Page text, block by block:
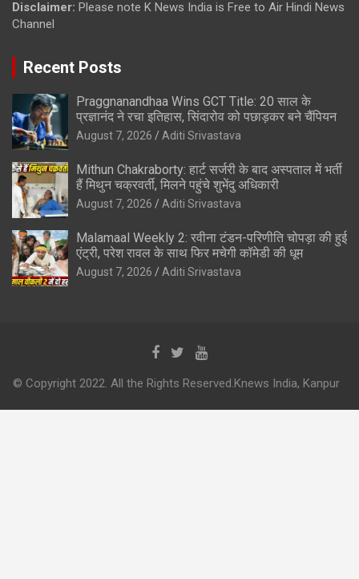
Disclaimer: Please note K News India is Free to Air Hindi News
Channel
Recent Posts
Praggnanandhaa Wins GCT Title: 20 साल के
प्रज्ञानंद ने रचा इतिहास, सिंदारोव को पछाड़कर बने चैंपियन
August 7, 2026 Aditi Srivastava
Mithun Chakraborty: हार्ट सर्जरी के बाद अस्पताल में भर्ती
हैं मिथुन चक्रवर्ती, मिलने पहुंचे शुभेंदु अधिकारी
August 7, 2026 Aditi Srivastava
Malamaal Weekly 2: रवीना टंडन-परिणीति चोपड़ा की हुई
एंट्री, परेश रावल के साथ फिर मचेगी कॉमेडी की धूम
August 7, 2026 Aditi Srivastava
© Copyright 2022. All the Rights Reserved.Knews India, Kanpur